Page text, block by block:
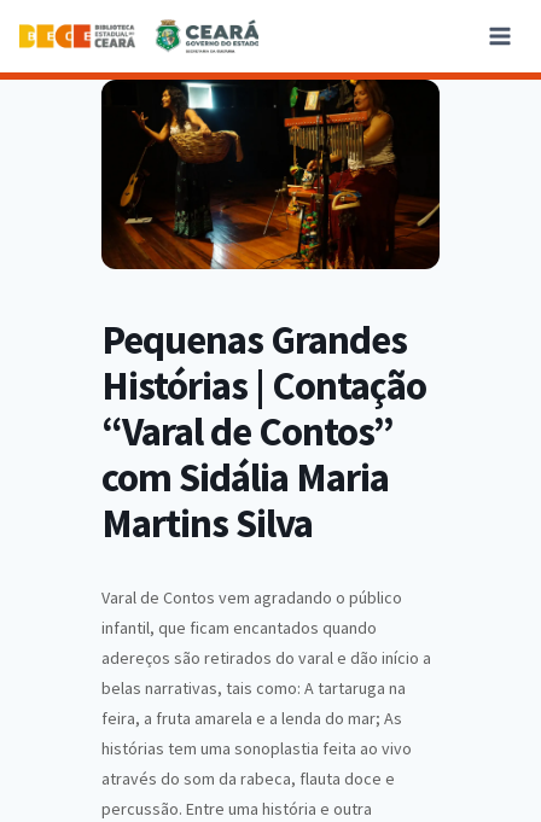
Pequenas Grandes
Histórias | Contação
“Varal de Contos”
com Sidália Maria
Martins Silva
Varal de Contos vem agradando o público
infantil, que ficam encantados quando
adereços são retirados do varal e dão início a
belas narrativas, tais como: A tartaruga na
feira, a fruta amarela e a lenda do mar; As
histórias tem uma sonoplastia feita ao vivo
através do som da rabeca, flauta doce e
percussão. Entre uma história e outra